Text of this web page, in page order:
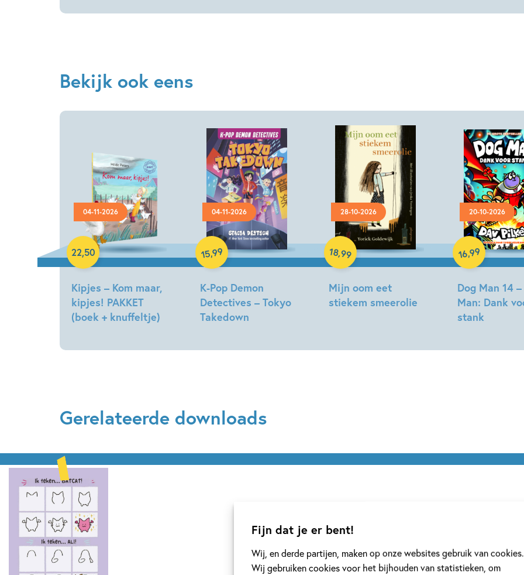
Fijn dat je er bent!
Wij, en derde partijen, maken op onze websites gebruik van cookies.
Wij gebruiken cookies voor het bijhouden van statistieken, om
Ramm
Bekijk ook eens
04-11-2026
Kipjes – Kom maar,
kipjes! PAKKET
(boek + knuffeltje)
Peters
22,50
Hardcover
04-11-2026
K-Pop Demon
Detectives – Tokyo
Takedown
Deutsch,
Campbell
15,99
Hardcover
28-10-2026
Mijn oom eet
stiekem smeerolie
Jeska
18,99
Hardcover 20-10-2026
Dog Man 14
Man: Dank
stank
Pilkey
16,99
Hardcover
Gerelateerde downloads